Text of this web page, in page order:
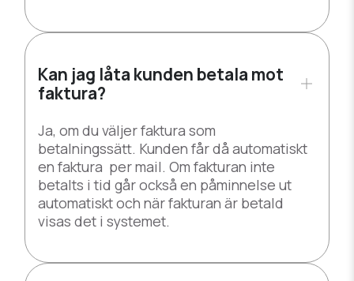
Kan jag låta kunden betala mot
faktura?
Ja, om du väljer faktura som
betalningssätt. Kunden får då automatiskt
en faktura per mail. Om fakturan inte
betalts i tid går också en påminnelse ut
automatiskt och när fakturan är betald
visas det i systemet.